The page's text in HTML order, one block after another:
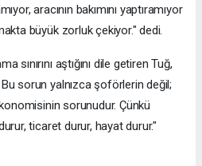
aracının bakımını yaptıramıyor
büyük zorluk çekiyor." dedi.
sınırını aştığını dile getiren Tuğ,
Bu sorun yalnızca şoförlerin değil;
sorunudur. Çünkü
ticaret durur, hayat durur."